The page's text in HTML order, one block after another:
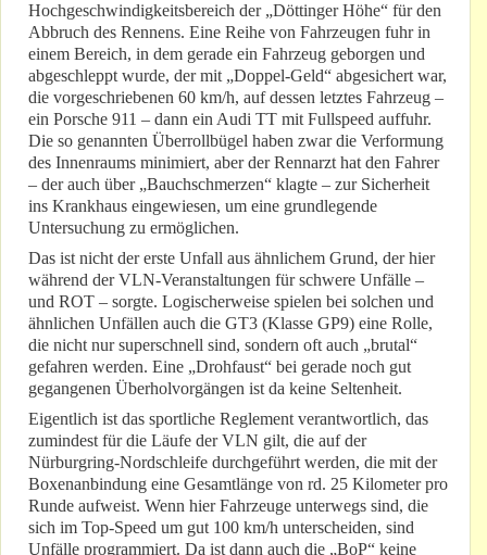
Hochgeschwindigkeitsbereich der „Döttinger Höhe“ für den
Abbruch des Rennens. Eine Reihe von Fahrzeugen fuhr in
einem Bereich, in dem gerade ein Fahrzeug geborgen und
abgeschleppt wurde, der mit „Doppel-Geld“ abgesichert war,
die vorgeschriebenen 60 km/h, auf dessen letztes Fahrzeug –
ein Porsche 911 – dann ein Audi TT mit Fullspeed auffuhr.
Die so genannten Überrollbügel haben zwar die Verformung
des Innenraums minimiert, aber der Rennarzt hat den Fahrer
– der auch über „Bauchschmerzen“ klagte – zur Sicherheit
ins Krankhaus eingewiesen, um eine grundlegende
Untersuchung zu ermöglichen.
Das ist nicht der erste Unfall aus ähnlichem Grund, der hier
während der VLN-Veranstaltungen für schwere Unfälle –
und ROT – sorgte. Logischerweise spielen bei solchen und
ähnlichen Unfällen auch die GT3 (Klasse GP9) eine Rolle,
die nicht nur superschnell sind, sondern oft auch „brutal“
gefahren werden. Eine „Drohfaust“ bei gerade noch gut
gegangenen Überholvorgängen ist da keine Seltenheit.
Eigentlich ist das sportliche Reglement verantwortlich, das
zumindest für die Läufe der VLN gilt, die auf der
Nürburgring-Nordschleife durchgeführt werden, die mit der
Boxenanbindung eine Gesamtlänge von rd. 25 Kilometer pro
Runde aufweist. Wenn hier Fahrzeuge unterwegs sind, die
sich im Top-Speed um gut 100 km/h unterscheiden, sind
Unfälle programmiert. Da ist dann auch die „BoP“ keine